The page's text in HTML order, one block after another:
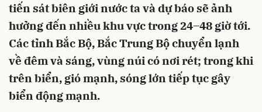
tiến sát biên giới nước ta và dự báo sẽ ảnh
hưởng đến nhiều khu vực trong 24–48 giờ tới.
Các tỉnh Bắc Bộ, Bắc Trung Bộ chuyển lạnh
về đêm và sáng, vùng núi có nơi rét; trong khi
trên biển, gió mạnh, sóng lớn tiếp tục gây
biển động mạnh.